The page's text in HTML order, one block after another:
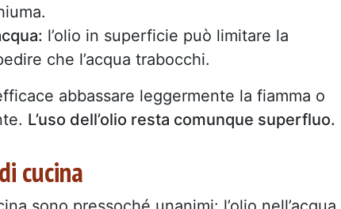
l’olio in superficie può limitare la
che l’acqua trabocchi.
abbassare leggermente la fiamma o
L’uso dell’olio resta comunque superfluo.
cucina